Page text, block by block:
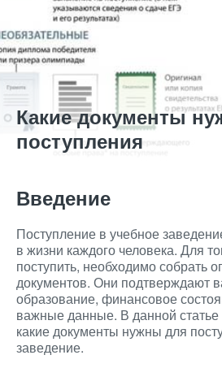
Какие документы
поступления
Введение
Поступление в учебное
в жизни каждого человека. Для
поступить, необходимо собрать
документов. Они подтверждают
образование, финансовое
важные данные. В данной
какие документы нужны для
заведение.